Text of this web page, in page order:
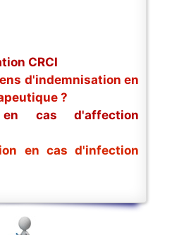
CRCI
d'indemnisation en
?
cas d'affection
en cas d'infection